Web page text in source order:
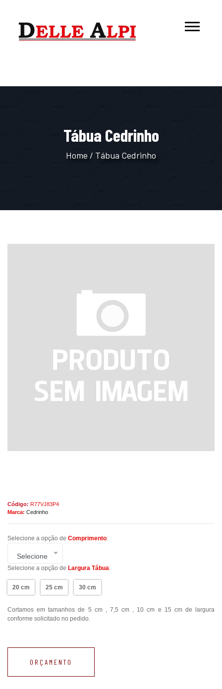
Tábua Cedrinho
Home / Tábua Cedrinho
Código: R77VJ83P4
Marca: Cedrinho
Selecione a opção de Comprimento:
Selecione
Selecione a opção de Largura Tábua:
20 cm 25 cm 30 cm
Cortamos em tamanhos de 5 cm , 7,5 cm , 10 cm e 15 cm de largura
conforme solicitado no pedido.
ORÇAMENTO